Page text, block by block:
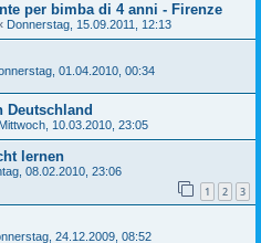
per bimba di 4 anni - Firenze
Donnerstag, 15.09.2011, 12:13
01.04.2010, 00:34
Deutschland
Mittwoch, 10.03.2010, 23:05
lernen
08.02.2010, 23:06
1 2 3
24.12.2009, 08:52